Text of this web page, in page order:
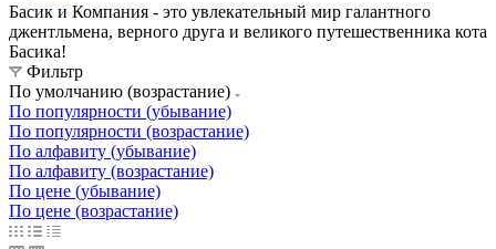
Басик и Компания - это увлекательный мир галантного
джентльмена, верного друга и великого путешественника кота
Басика!
Фильтр
По умолчанию (возрастание)
По популярности (убывание)
По популярности (возрастание)
По алфавиту (убывание)
По алфавиту (возрастание)
По цене (убывание)
По цене (возрастание)